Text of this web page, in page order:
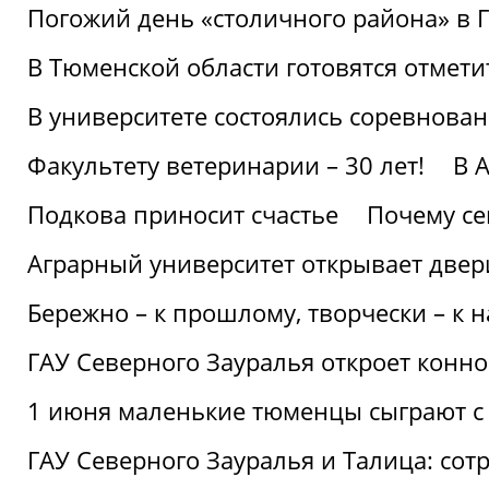
Погожий день «столичного района» в
В Тюменской области готовятся
В университете состоялись
Факультету ветеринарии – 30 лет!
В
Подкова приносит счастье
Почему
Аграрный университет открывает
Бережно – к прошлому, творчески – к
ГАУ Северного Зауралья откроет
1 июня маленькие тюменцы сыграют с
ГАУ Северного Зауралья и Талица: